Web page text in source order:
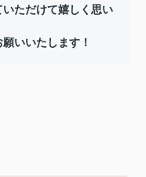
ただけて嬉しく思い
いいたします！